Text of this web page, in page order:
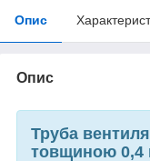
Опис
Опис
Труба
товщиною 0,4